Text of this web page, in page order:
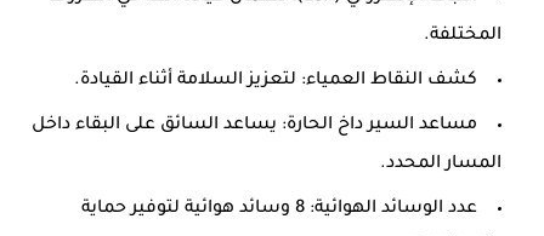
المختلفة.
كشف النقاط العمياء: لتعزيز السلامة أثناء القيادة.
مساعد السير داخ الحارة: يساعد السائق على البقاء داخل
المسار المحدد.
عدد الوسائد الهوائية: 8 وسائد هوائية لتوفير حماية